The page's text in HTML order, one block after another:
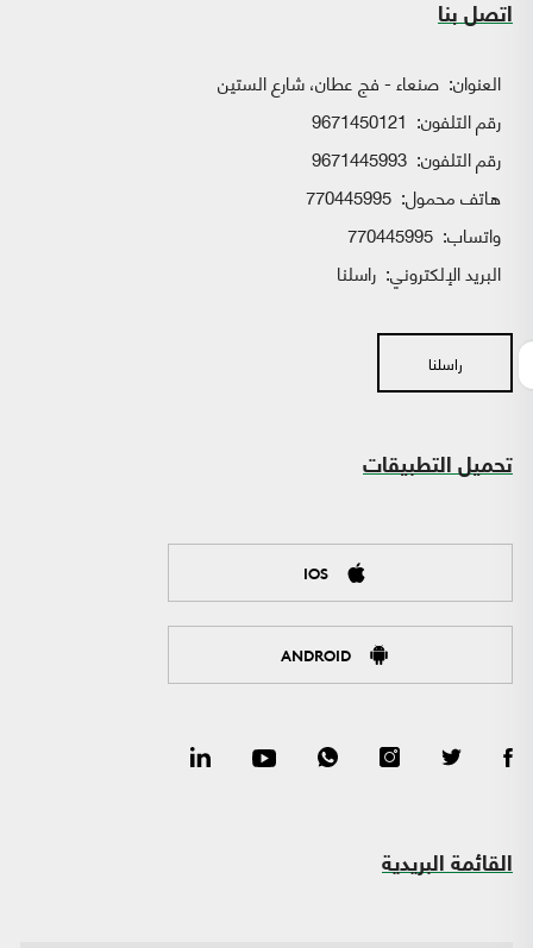
اتصل بنا
العنوان: صنعاء - فج عطان، شارع الستين
رقم التلفون: 9671450121
رقم التلفون: 9671445993
هاتف محمول: 770445995
واتساب:
البريد الإلكتروني: راسلنا
راسلنا
تحميل التطبيقات
IOS
ANDROID
القائمة البريدية